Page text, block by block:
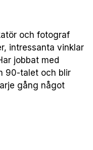
och fotograf
intressanta vinklar
jobbat med
90-talet och blir
gång något